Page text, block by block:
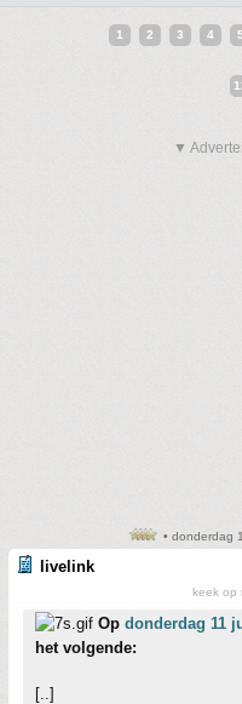
1 2 3 4 5
▼
• donderdag
livelink
keek op
Op donderdag 11
het volgende:
[..]